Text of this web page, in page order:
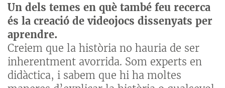
Un dels temes en què també feu recerca
és la creació de videojocs dissenyats per
aprendre.
Creiem que la història no hauria de ser
inherentment avorrida. Som experts en
didàctica, i sabem que hi ha moltes